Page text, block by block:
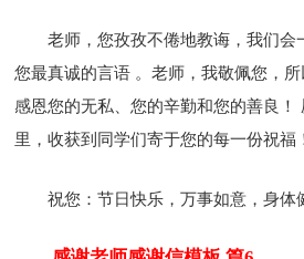
老师，您孜孜不倦地教诲，我们会
您最真诚的言语 。老师，我敬佩您，所
感恩您的无私、您的辛勤和您的善良！
里，收获到同学们寄于您的每一份祝福
祝您：节日快乐，万事如意，身体